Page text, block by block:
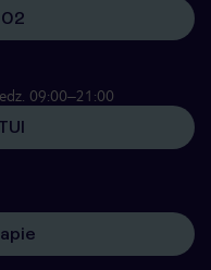
09:00–21:00